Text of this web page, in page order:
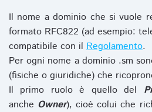
Il nome a dominio che si vuole
formato RFC822 (ad esempio:
compatibile con il Regolamento.
Per ogni nome a dominio .sm
(fisiche o giuridiche) che
Il primo ruolo è quello del
anche Owner), cioè colui che